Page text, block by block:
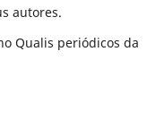
autores.
Qualis periódicos da